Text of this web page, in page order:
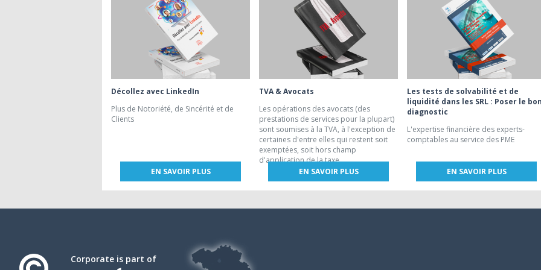
Décollez avec LinkedIn
Plus de Notoriété, de Sincérité et de
Clients
EN SAVOIR PLUS
TVA & Avocats
Les opérations des avocats (des
prestations de services pour la plupart)
sont soumises à la TVA, à l'exception de
certaines d'entre elles qui restent soit
exemptées, soit hors champ
d'application de la taxe.
EN SAVOIR PLUS
Les tests de solvabilité et de
liquidité dans les SRL : Poser le bon
diagnostic
L'expertise financière des experts-
comptables au service des PME
EN SAVOIR PLUS
Corporate is part of